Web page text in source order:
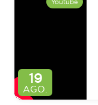
19
AGO.
Youtube